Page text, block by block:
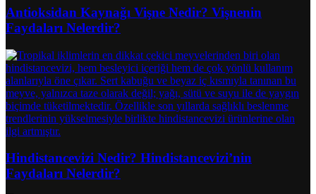
Antioksidan Kaynağı Vişne Nedir? Vişnenin
Faydaları Nelerdir?
Hindistancevizi Nedir? Hindistancevizi’nin
Faydaları Nelerdir?